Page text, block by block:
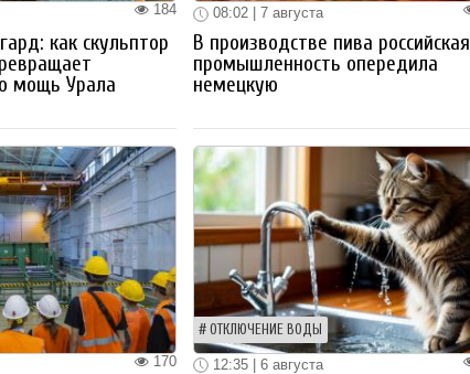
184
как скульптор
мощь Урала
08:02 | 7 августа
В производстве пива российская
промышленность опередила
немецкую
170
ОТКЛЮЧЕНИЕ ВОДЫ
12:35 | 6 августа